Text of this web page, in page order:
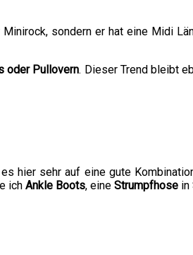
sondern er hat eine Midi
oder Pullovern. Dieser Trend bleibt
hier sehr auf eine gute
ich Ankle Boots, eine Strumpfhose in